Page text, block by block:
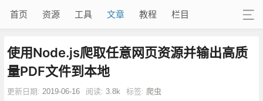
首页 资源 工具 文章 教程 栏目
使用Node.js爬取任意网页资源并输出高质
量PDF文件到本地
更新日期: 2019-06-16 阅读: 3.8k 标签: 爬虫